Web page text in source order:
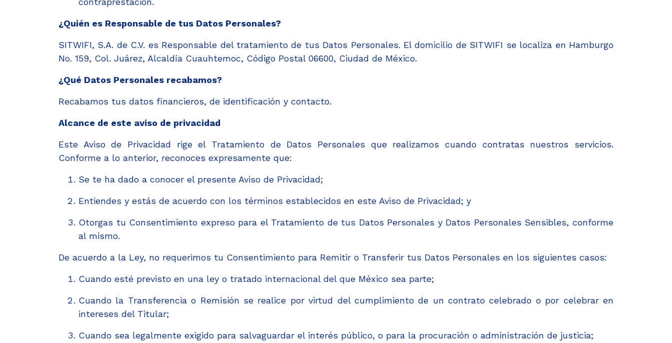
¿Quién es Responsable de tus Datos Personales?
SITWIFI, S.A. de C.V. es Responsable del tratamiento de tus Datos Personales. El domicilio de SITWIFI se localiza en Hamburgo
No. 159, Col. Juárez, Alcaldía Cuauhtemoc, Código Postal 06600, Ciudad de México.
¿Qué Datos Personales recabamos?
Recabamos tus datos financieros, de identificación y contacto.
Alcance de este aviso de privacidad
Este Aviso de Privacidad rige el Tratamiento de Datos Personales que realizamos cuando contratas nuestros servicios.
Conforme a lo anterior, reconoces expresamente que:
Se te ha dado a conocer el presente Aviso de Privacidad;
Entiendes y estás de acuerdo con los términos establecidos en este Aviso de Privacidad; y
Otorgas tu Consentimiento expreso para el Tratamiento de tus Datos Personales y Datos Personales Sensibles, conforme
al mismo.
De acuerdo a la Ley, no requerimos tu Consentimiento para Remitir o Transferir tus Datos Personales en los siguientes casos:
Cuando esté previsto en una ley o tratado internacional del que México sea parte;
Cuando la Transferencia o Remisión se realice por virtud del cumplimiento de un contrato celebrado o por celebrar en
intereses del Titular;
Cuando sea legalmente exigido para salvaguardar el interés público, o para la procuración o administración de justicia;